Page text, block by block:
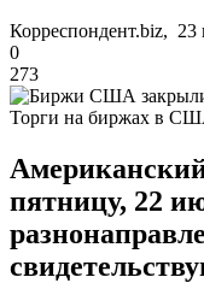
Корреспондент.biz,
0
273
Торги на биржах в
пятницу, 22